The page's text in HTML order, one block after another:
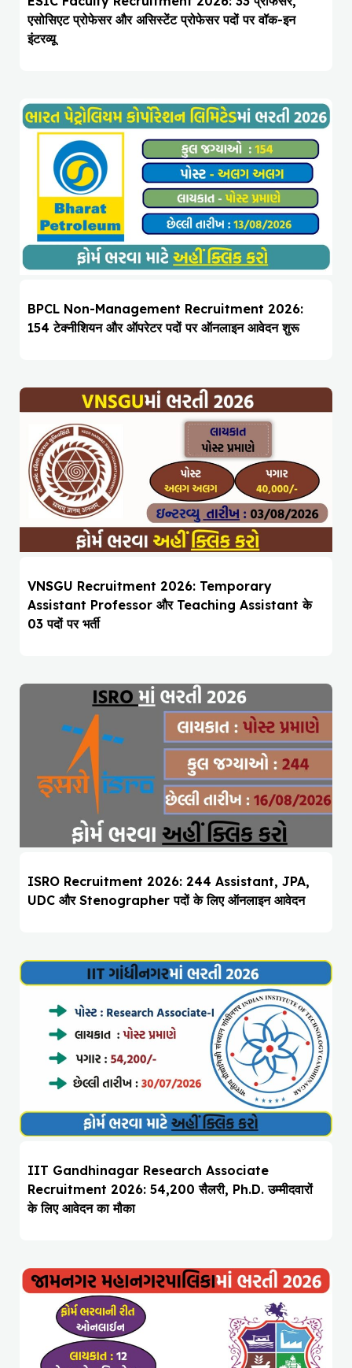
एसोसिएट प्रोफेसर और असिस्टेंट प्रोफेसर पदों पर वॉक-इन
इंटरव्यू
BPCL Non-Management Recruitment 2026:
154 टेक्नीशियन और ऑपरेटर पदों पर ऑनलाइन आवेदन शुरू
VNSGU Recruitment 2026: Temporary
Assistant Professor और Teaching Assistant के
03 पदों पर भर्ती
ISRO Recruitment 2026: 244 Assistant, JPA,
UDC और Stenographer पदों के लिए ऑनलाइन आवेदन
IIT Gandhinagar Research Associate
Recruitment 2026: ₹54,200 सैलरी, Ph.D. उम्मीदवारों
के लिए आवेदन का मौका